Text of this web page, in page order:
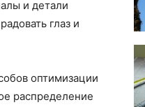
и детали
глаз и
оптимизации
распределение